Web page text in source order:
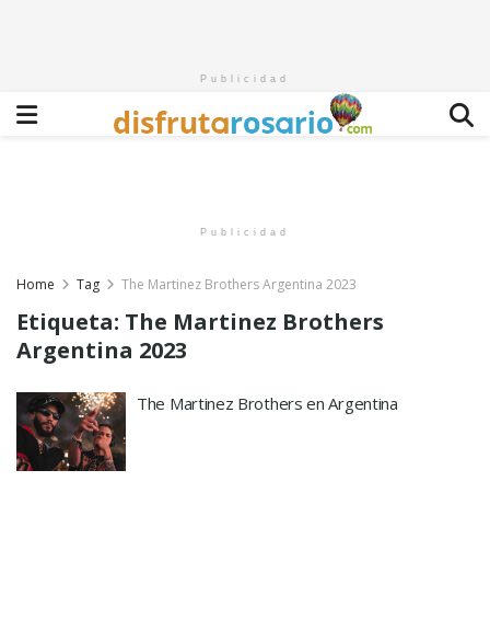
Publicidad
Publicidad
Home Tag The Martinez Brothers Argentina 2023
Etiqueta: The Martinez Brothers
Argentina 2023
The Martinez Brothers en Argentina